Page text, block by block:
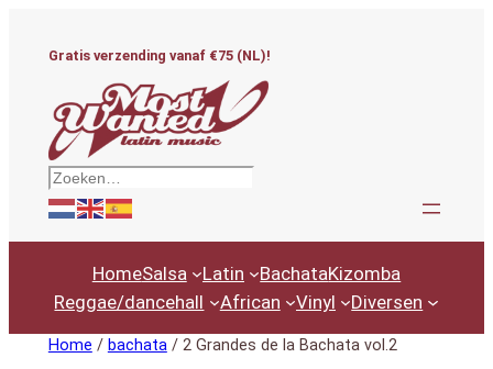
Gratis verzending vanaf €75 (NL)!
Zoeken
HomeSalsa Latin BachataKizomba
Reggae/dancehall
African Vinyl Diversen
Home / bachata/ 2 Grandes de la Bachata vol.2